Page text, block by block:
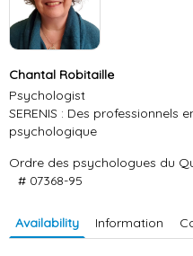
Chantal Robitaille
Psychologist
SERENIS : Des professionnels
psychologique
Ordre des psychologues du
# 07368-95
Availability Information